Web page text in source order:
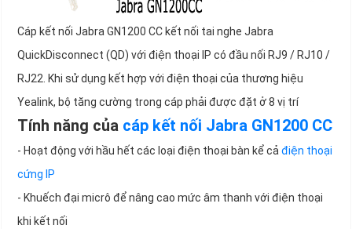
Cáp kết nối Jabra GN1200 CC kết nối tai nghe Jabra
QuickDisconnect (QD) với điện thoại IP có đầu nối RJ9 / RJ10 /
RJ22. Khi sử dụng kết hợp với điện thoại của thương hiệu
Yealink, bộ tăng cường trong cáp phải được đặt ở 8 vị trí
Tính năng của cáp kết nối Jabra GN1200 CC
- Hoạt động với hầu hết các loại điện thoại bàn kể cả điện thoại
cứng IP
- Khuếch đại micrô để nâng cao mức âm thanh với điện thoại
khi kết nối